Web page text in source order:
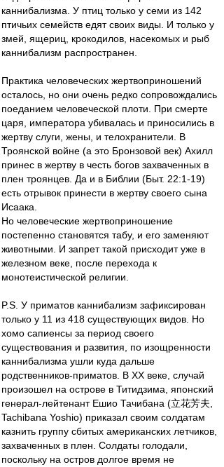
каннибализма. У птиц только у семи из 142
птичьих семейств едят своих виды. И только у
змей, ящериц, крокодилов, насекомых и рыб
каннибализм распространен.
Практика человеческих жертвоприношений
осталось, но они очень редко сопровождались
поеданием человеческой плоти. При смерте
царя, императора убивалась и приносились в
жертву слуги, жены, и телохранители. В
Троянской войне (а это Бронзовой век) Ахилл
принес в жертву в честь богов захваченных в
плен троянцев. Да и в Библии (Быт. 22:1-19)
есть отрывок принести в жертву своего сына
Исаака.
Но человеческие жертвоприношение
постепенно становятся табу, и его заменяют
животными. И запрет такой присходит уже в
железном веке, после перехода к
монотеистической религии.
P.S. У приматов каннибализм зафиксирован
только у 11 из 418 существующих видов. Но
хомо сапиенсы за период своего
существования и развития, по изощренности
каннибализма ушли куда дальше
родственников-приматов. В ХХ веке, случай
произошел на острове в Титидзима, японский
генерал-лейтенант Ешио Тачибана (立花芳夫,
Tachibana Yoshio) приказал своим солдатам
казнить группу сбитых американских летчиков,
захваченных в плен. Солдаты голодали,
поскольку на остров долгое время не